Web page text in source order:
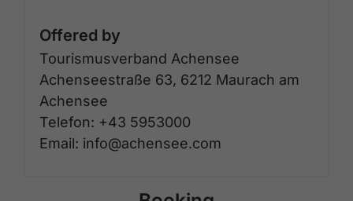
Offered by
Tourismusverband Achensee
Achenseestraße 63, 6212 Maurach am
Achensee
Telefon: +43 5953000
Email: info@achensee.com